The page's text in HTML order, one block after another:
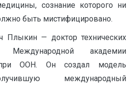
сознание которого ни
быть мистифицировано.
Плыкин — доктор технических
Международной академии
при ООН. Он создал модель
международный